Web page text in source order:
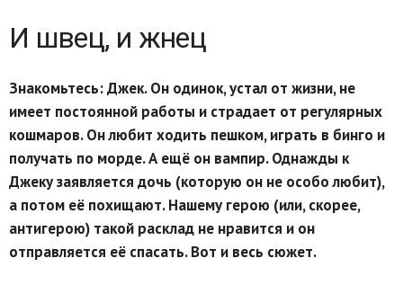
И швец, и жнец
Знакомьтесь: Джек. Он одинок, устал от жизни, не
имеет постоянной работы и страдает от регулярных
кошмаров. Он любит ходить пешком, играть в бинго и
получать по морде. А ещё он вампир. Однажды к
Джеку заявляется дочь (которую он не особо любит),
а потом её похищают. Нашему герою (или, скорее,
антигерою) такой расклад не нравится и он
отправляется её спасать. Вот и весь сюжет.